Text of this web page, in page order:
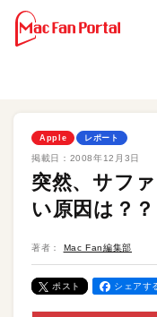
Apple レポート
掲載日： 2008年12月3日
突然、サフ
い原因は？？
著者： Mac Fan編集部
ポスト シェアす